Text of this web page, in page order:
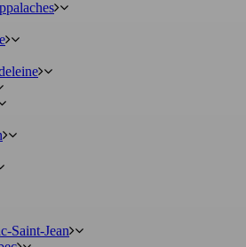
Saint-Jean